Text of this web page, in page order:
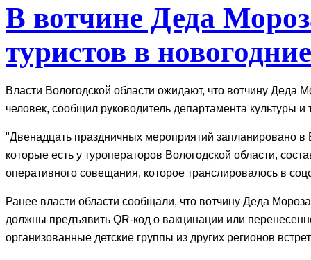
В вотчине Деда
туристов в
Власти Вологодской области ожидают, что вотчину Деда
человек, сообщил руководитель департамента культуры
"Двенадцать праздничных мероприятий запланировано в
которые есть у туроператоров Вологодской области,
оперативного совещания, которое транслировалось в
Ранее власти области сообщали, что вотчину Деда
должны предъявить QR-код о вакцинации или
организованные детские группы из других регионов